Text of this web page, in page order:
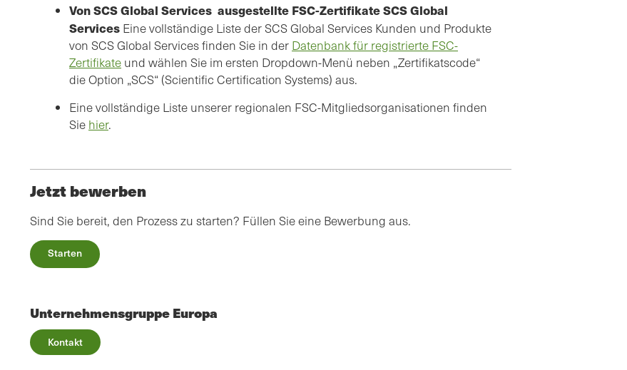
Von SCS Global Services ausgestellte FSC-Zertifikate SCS Global
Services Eine vollständige Liste der SCS Global Services Kunden und Produkte
von SCS Global Services finden Sie in der Datenbank für registrierte FSC-
Zertifikate und wählen Sie im ersten Dropdown-Menü neben „Zertifikatscode“
die Option „SCS“ (Scientific Certification Systems) aus.
Eine vollständige Liste unserer regionalen FSC-Mitgliedsorganisationen finden
Sie hier.
Jetzt bewerben
Sind Sie bereit, den Prozess zu starten? Füllen Sie eine Bewerbung aus.
Starten
Unternehmensgruppe Europa
Kontakt